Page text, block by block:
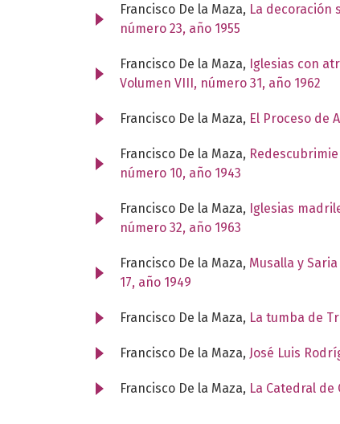
Francisco De la Maza, La decoración
número 23, año 1955
Francisco De la Maza, Iglesias con
Volumen VIII, número 31, año 1962
Francisco De la Maza, El Proceso de
Francisco De la Maza,
número 10, año 1943
Francisco De la Maza, Iglesias
número 32, año 1963
Francisco De la Maza, Musalla y
17, año 1949
Francisco De la Maza, La tumba de
Francisco De la Maza, José Luis
Francisco De la Maza, La Catedral de